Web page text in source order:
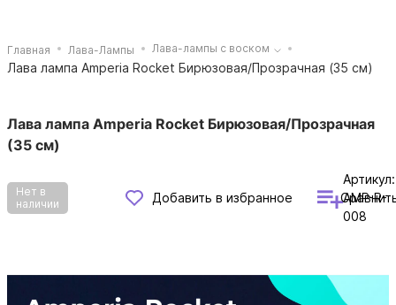
Главная Лава-Лампы Лава-лампы с воском
Лава лампа Amperia Rocket Бирюзовая/Прозрачная (35 см)
Лава лампа Amperia Rocket Бирюзовая/Прозрачная
(35 см)
Нет в
наличии
Добавить в избранное
Артикул:
AMP-R-
008